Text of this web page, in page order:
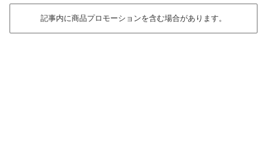
記事内に商品プロモーションを含む場合があります。